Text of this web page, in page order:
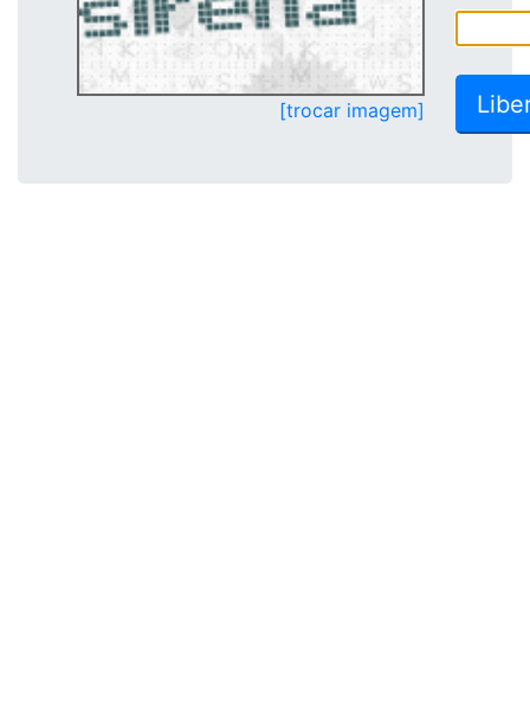
[trocar imagem]